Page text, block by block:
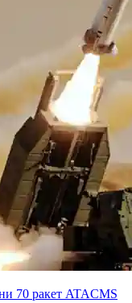
70 ракет ATACMS